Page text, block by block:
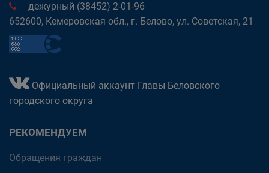
дежурный (38452) 2-01-96
652600, Кемеровская обл., г. Белово, ул. Советская, 21
Официальный аккаунт Главы Беловского
городского округа
РЕКОМЕНДУЕМ
Обращения граждан